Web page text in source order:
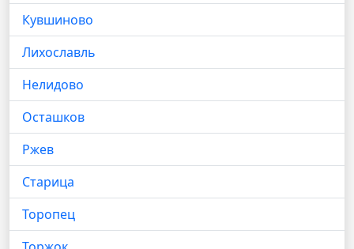
Кувшиново
Лихославль
Нелидово
Осташков
Ржев
Старица
Торопец